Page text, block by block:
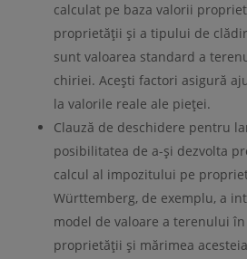
calculat pe baza valorii
proprietății și a tipului de
sunt valoarea standard a
chiriei. Acești factori asigură
la valorile reale ale pieței.
Clauză de deschidere pentru
posibilitatea de a-și dezvolta
calcul al impozitului pe
Württemberg, de exemplu, a
model de valoare a terenului
proprietății și mărimea